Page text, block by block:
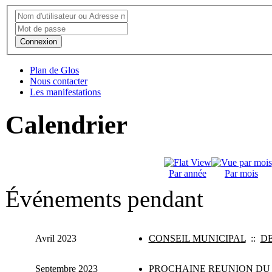
Connexion
Plan de Glos
Nous contacter
Les manifestations
Calendrier
Par année Par mois
Événements pendant
Avril 2023 CONSEIL MUNICIPAL::
Septembre 2023 PROCHAINE REUNION